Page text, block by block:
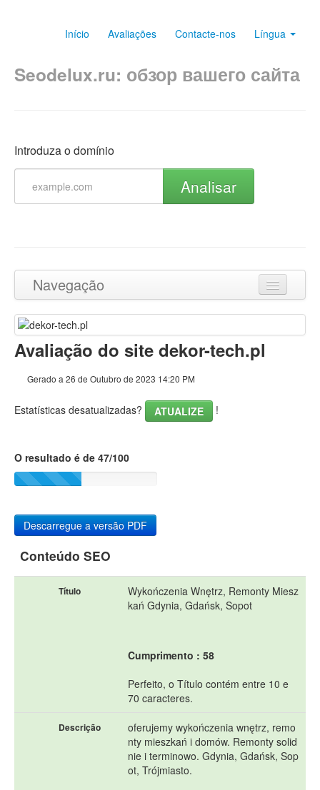
Início Avaliações Contacte-nos Língua
Seodelux.ru: обзор вашего сайта
Introduza o domínio
Analisar
Navegação
Ir para o topo
Conteúdo
Documento
Dispositivos Móveis
Otimização
PageSpeed Insights
Avaliação do site dekor-tech.pl
Gerado a 26 de Outubro de 2023 14:20 PM
Estatísticas desatualizadas? ATUALIZE !
O resultado é de 47/100
Descarregue a versão PDF
Conteúdo SEO
Título
Wykończenia Wnętrz, Remonty Miesz
kań Gdynia, Gdańsk, Sopot
Cumprimento : 58
Perfeito, o Título contém entre 10 e
70 caracteres.
Descrição
oferujemy wykończenia wnętrz, remo
nty mieszkań i domów. Remonty solid
nie i terminowo. Gdynia, Gdańsk, Sop
ot, Trójmiasto.